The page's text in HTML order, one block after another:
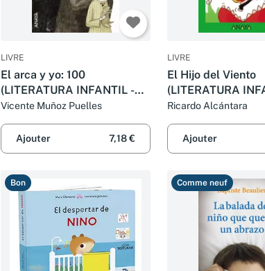
LIVRE
El arca y yo: 100
(LITERATURA INFANTIL -
Premio Anaya (Infantil))
Vicente Muñoz Puelles
Ajouter 7,18 €
LIVRE
El Hijo del Viento
(LITERATURA
Duende Verde)
Ricardo Alcántara
Ajouter
Bon Comme neuf